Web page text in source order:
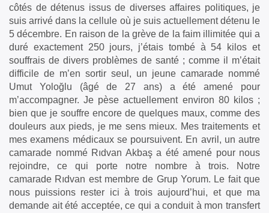
côtés de détenus issus de diverses affaires politiques, je
suis arrivé dans la cellule où je suis actuellement détenu le
5 décembre. En raison de la grève de la faim illimitée qui a
duré exactement 250 jours, j’étais tombé à 54 kilos et
souffrais de divers problèmes de santé ; comme il m’était
difficile de m’en sortir seul, un jeune camarade nommé
Umut Yoloğlu (âgé de 27 ans) a été amené pour
m’accompagner. Je pèse actuellement environ 80 kilos ;
bien que je souffre encore de quelques maux, comme des
douleurs aux pieds, je me sens mieux. Mes traitements et
mes examens médicaux se poursuivent. En avril, un autre
camarade nommé Rıdvan Akbaş a été amené pour nous
rejoindre, ce qui porte notre nombre à trois. Notre
camarade Rıdvan est membre de Grup Yorum. Le fait que
nous puissions rester ici à trois aujourd’hui, et que ma
demande ait été acceptée, ce qui a conduit à mon transfert